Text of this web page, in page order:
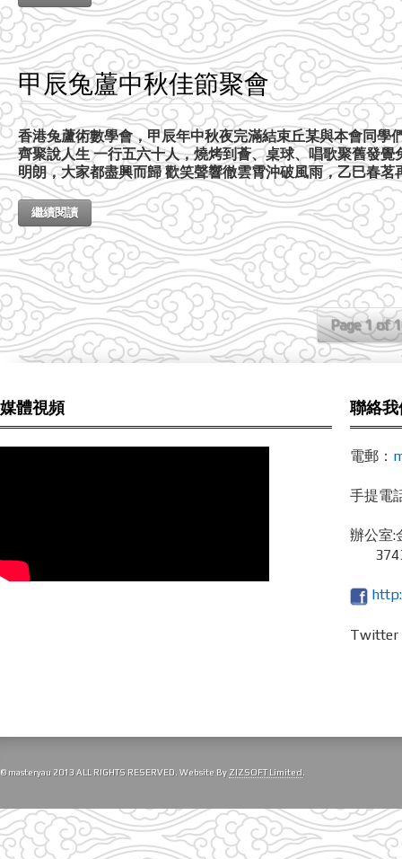
甲辰兔蘆中秋佳節聚會
香港兔蘆術數學會，甲辰年中秋夜完滿結束丘某與本會同
齊聚說人生 一行五六十人，燒烤到薈、桌球、唱歌聚舊發
明朗，大家都盡興而歸 歡笑聲響徹雲霄沖破風雨，乙巳春
繼續閱讀
Page 1 of
媒體視頻 聯絡我
電郵：
手提電
辦公室:
© masteryau 2013 ALL RIGHTS RESERVED. Website By ZIZSOFT Limited